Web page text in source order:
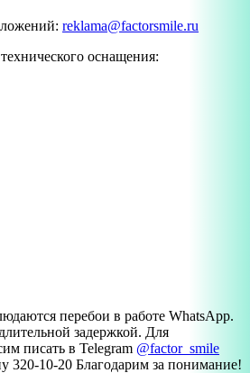
reklama@factorsmile.ru
оснащения:
перебои в работе WhatsApp.
задержкой. Для
писать в Telegram @factor_smile
320-10-20 Благодарим за понимание!